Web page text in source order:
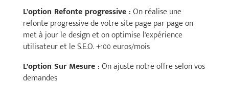
L’option Refonte progressive :On réalise une
refonte progressive de votre site page par page on
met à jour le design et on optimise l’expérience
utilisateur et le S.E.O. +100 euros/mois
L’option Sur Mesure :On ajuste notre offre selon vos
demandes